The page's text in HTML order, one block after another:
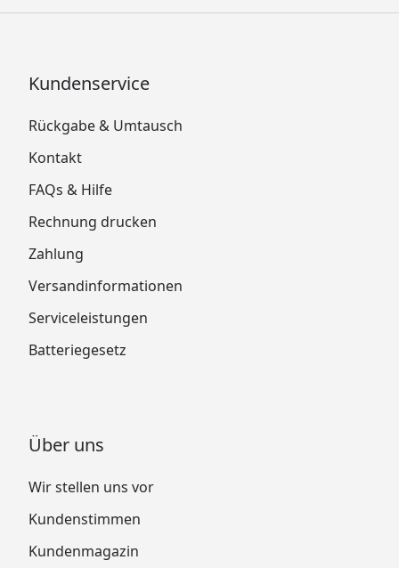
Kundenservice
Rückgabe & Umtausch
Kontakt
FAQs & Hilfe
Rechnung drucken
Zahlung
Versandinformationen
Serviceleistungen
Batteriegesetz
Über uns
Wir stellen uns vor
Kundenstimmen
Kundenmagazin